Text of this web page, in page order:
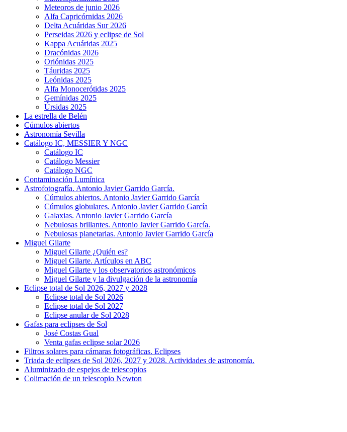
Meteoros de junio 2026
Alfa Capricórnidas 2026
Delta Acuáridas Sur 2026
Perseidas 2026 y eclipse de Sol
Kappa Acuáridas 2025
Dracónidas 2026
Oriónidas 2025
Táuridas 2025
Leónidas 2025
Alfa Monocerótidas 2025
Gemínidas 2025
Úrsidas 2025
La estrella de Belén
Cúmulos abiertos
Astronomía Sevilla
Catálogo IC, MESSIER Y NGC
Catálogo IC
Catálogo Messier
Catálogo NGC
Contaminación Lumínica
Astrofotografía. Antonio Javier Garrido García.
Cúmulos abiertos. Antonio Javier Garrido García
Cúmulos globulares. Antonio Javier Garrido García
Galaxias. Antonio Javier Garrido García
Nebulosas brillantes. Antonio Javier Garrido García.
Nebulosas planetarias. Antonio Javier Garrido García
Miguel Gilarte
Miguel Gilarte ¿Quién es?
Miguel Gilarte. Artículos en ABC
Miguel Gilarte y los observatorios astronómicos
Miguel Gilarte y la divulgación de la astronomía
Eclipse total de Sol 2026, 2027 y 2028
Eclipse total de Sol 2026
Eclipse total de Sol 2027
Eclipse anular de Sol 2028
Gafas para eclipses de Sol
José Costas Gual
Venta gafas eclipse solar 2026
Filtros solares para cámaras fotográficas. Eclipses
Triada de eclipses de Sol 2026, 2027 y 2028. Actividades de astronomía.
Aluminizado de espejos de telescopios
Colimación de un telescopio Newton